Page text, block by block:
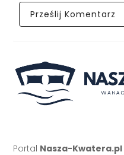
Portal Nasza-Kwatera.pl